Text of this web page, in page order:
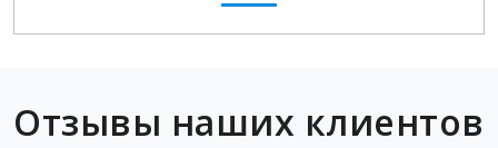
Отзывы наших клиентов